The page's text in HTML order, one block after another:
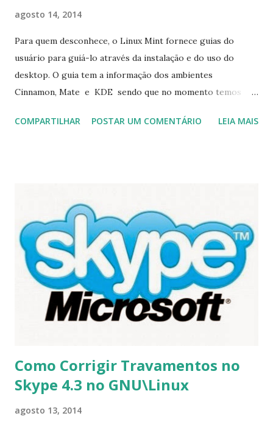
agosto 14, 2014
Para quem desconhece, o Linux Mint fornece guias do
usuário para guiá-lo através da instalação e do uso do
desktop. O guia tem a informação dos ambientes
Cinnamon, Mate e KDE sendo que no momento temos
Cinnamon, e Mate. Para baixar o guia clique aqui .
COMPARTILHAR POSTAR UM COMENTÁRIO LEIA MAIS
Como Corrigir Travamentos no
Skype 4.3 no GNU\Linux
agosto 13, 2014